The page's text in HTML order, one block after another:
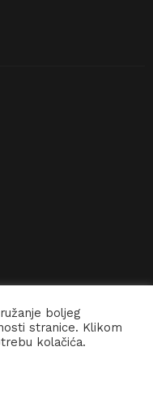
boljeg
stranice. Klikom
kolačića.